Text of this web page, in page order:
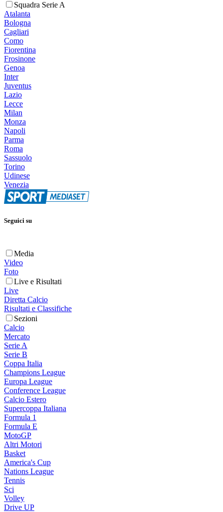
Squadra Serie A
Atalanta
Bologna
Cagliari
Como
Fiorentina
Frosinone
Genoa
Inter
Juventus
Lazio
Lecce
Milan
Monza
Napoli
Parma
Roma
Sassuolo
Torino
Udinese
Venezia
Seguici su
Media
Video
Foto
Live e Risultati
Live
Diretta Calcio
Risultati e Classifiche
Sezioni
Calcio
Mercato
Serie A
Serie B
Coppa Italia
Champions League
Europa League
Conference League
Calcio Estero
Supercoppa Italiana
Formula 1
Formula E
MotoGP
Altri Motori
Basket
America's Cup
Nations League
Tennis
Sci
Volley
Drive UP